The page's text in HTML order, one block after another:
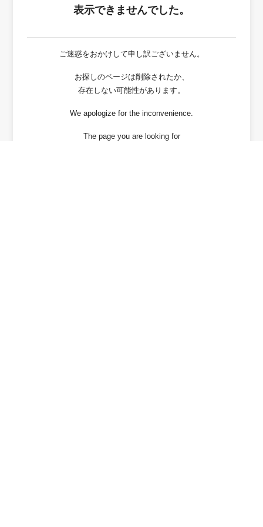
表示できませんでした。
ご迷惑をおかけして申し訳ございません。
お探しのページは削除されたか、
存在しない可能性があります。
We apologize for the inconvenience.
The page you are looking for